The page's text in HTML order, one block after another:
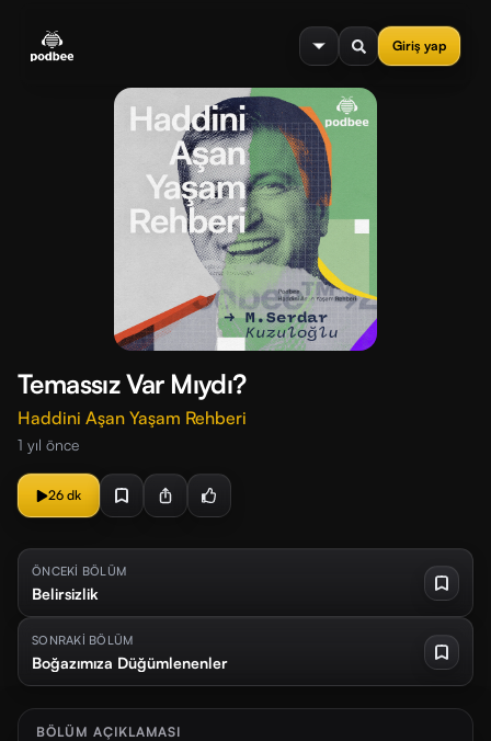
Giriş yap
menu
Temassız Var Mıydı?
Haddini Aşan Yaşam Rehberi
1 yıl önce
26 dk
ÖNCEKİ BÖLÜM
Belirsizlik
SONRAKİ BÖLÜM
Boğazımıza Düğümlenenler
BÖLÜM AÇIKLAMASI